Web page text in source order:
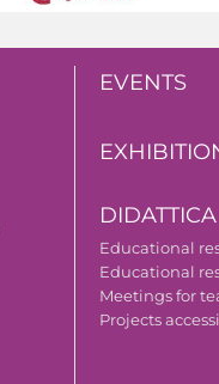
EVENTS
DIDATTICA
Educational
Educational
Meetings for
Projects